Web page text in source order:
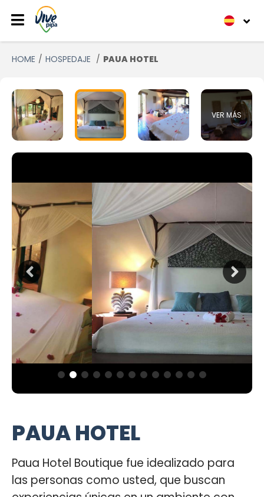
HOME HOSPEDAJE PAUA HOTEL
VER MÁS
PAUA HOTEL
Paua Hotel Boutique fue idealizado para
las personas como usted, que buscan